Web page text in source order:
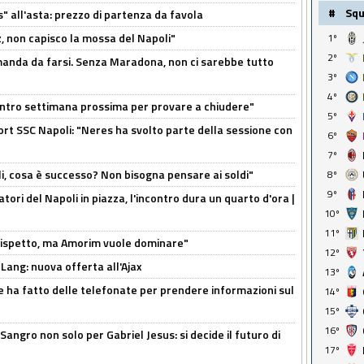
all'asta: prezzo di partenza da favola
capisco la mossa del Napoli"
da farsi. Senza Maradona, non ci sarebbe tutto
settimana prossima per provare a chiudere"
SSC Napoli: "Neres ha svolto parte della sessione con
cosa è successo? Non bisogna pensare ai soldi"
del Napoli in piazza, l'incontro dura un quarto d'ora |
ma Amorim vuole dominare"
nuova offerta all'Ajax
ha fatto delle telefonate per prendere informazioni sul
non solo per Gabriel Jesus: si decide il futuro di
#
1º
2º
3º
4º
5º
6º
7º
8º
9º
10º
11º
12º
13º
14º
15º
16º
17º